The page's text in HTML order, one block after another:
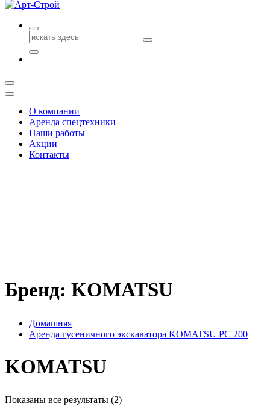
Поиск
для:
О компании
Аренда спецтехники
Наши работы
Акции
Контакты
Бренд: KOMATSU
Домашняя
Аренда гусеничного экскаватора KOMATSU PC 200
KOMATSU
Показаны все результаты (2)Сортировка: